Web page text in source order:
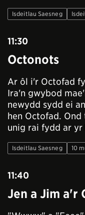
Isdeitlau Saesneg
11:30
Octonots
Ar ôl i'r Octofad
Ira'n gwybod
newydd sydd ei
hen Octofad.
unig rai fydd ar yr
Isdeitlau Saesneg 10
11:40
Jen a Jim a'r